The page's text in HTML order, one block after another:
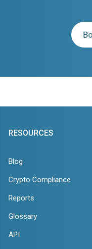
RESOURCES
Blog
Crypto Compliance
Reports
Glossary
API